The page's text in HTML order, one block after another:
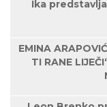
Ika
EMINA
TI RANE